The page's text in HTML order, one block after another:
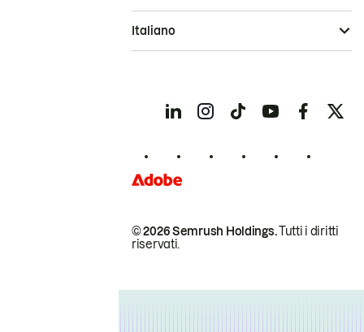
© 2026 Semrush Holdings.Tutti i diritti
riservati.
Italiano